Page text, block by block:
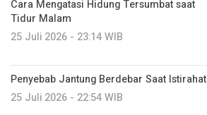
Cara Mengatasi Hidung Tersumbat saat
Tidur Malam
25 Juli 2026 - 23:14 WIB
Penyebab Jantung Berdebar Saat Istirahat
25 Juli 2026 - 22:54 WIB